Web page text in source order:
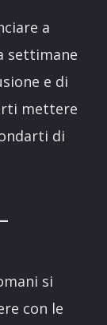
a
settimane
e di
mettere
di
–
si
con le